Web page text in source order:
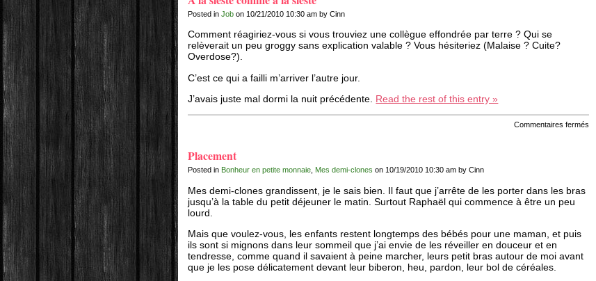
Posted inJob on 10/21/2010 10:30 am by Cinn
Comment réagiriez-vous si vous trouviez une collègue effondrée par terre ? Qui se
relèverait un peu groggy sans explication valable ? Vous hésiteriez (Malaise ? Cuite?
Overdose?).
C’est ce qui a failli m’arriver l’autre jour.
J’avais juste mal dormi la nuit précédente. Read the rest of this entry »
Commentaires ferméssur
Placement
Posted in Bonheur en petite monnaie Mes demi-clones on 10/19/2010 10:30 am by Cinn
Mes demi-clones grandissent, je le sais bien. Il faut que j’arrête de les porter dans les bras
jusqu’à la table du petit déjeuner le matin. Surtout Raphaël qui commence à être un peu
lourd.
Mais que voulez-vous, les enfants restent longtemps des bébés pour une maman, et puis
ils sont si mignons dans leur sommeil que j’ai envie de les réveiller en douceur et en
tendresse, comme quand il savaient à peine marcher, leurs petit bras autour de moi avant
que je les pose délicatement devant leur biberon, heu, pardon, leur bol de céréales.